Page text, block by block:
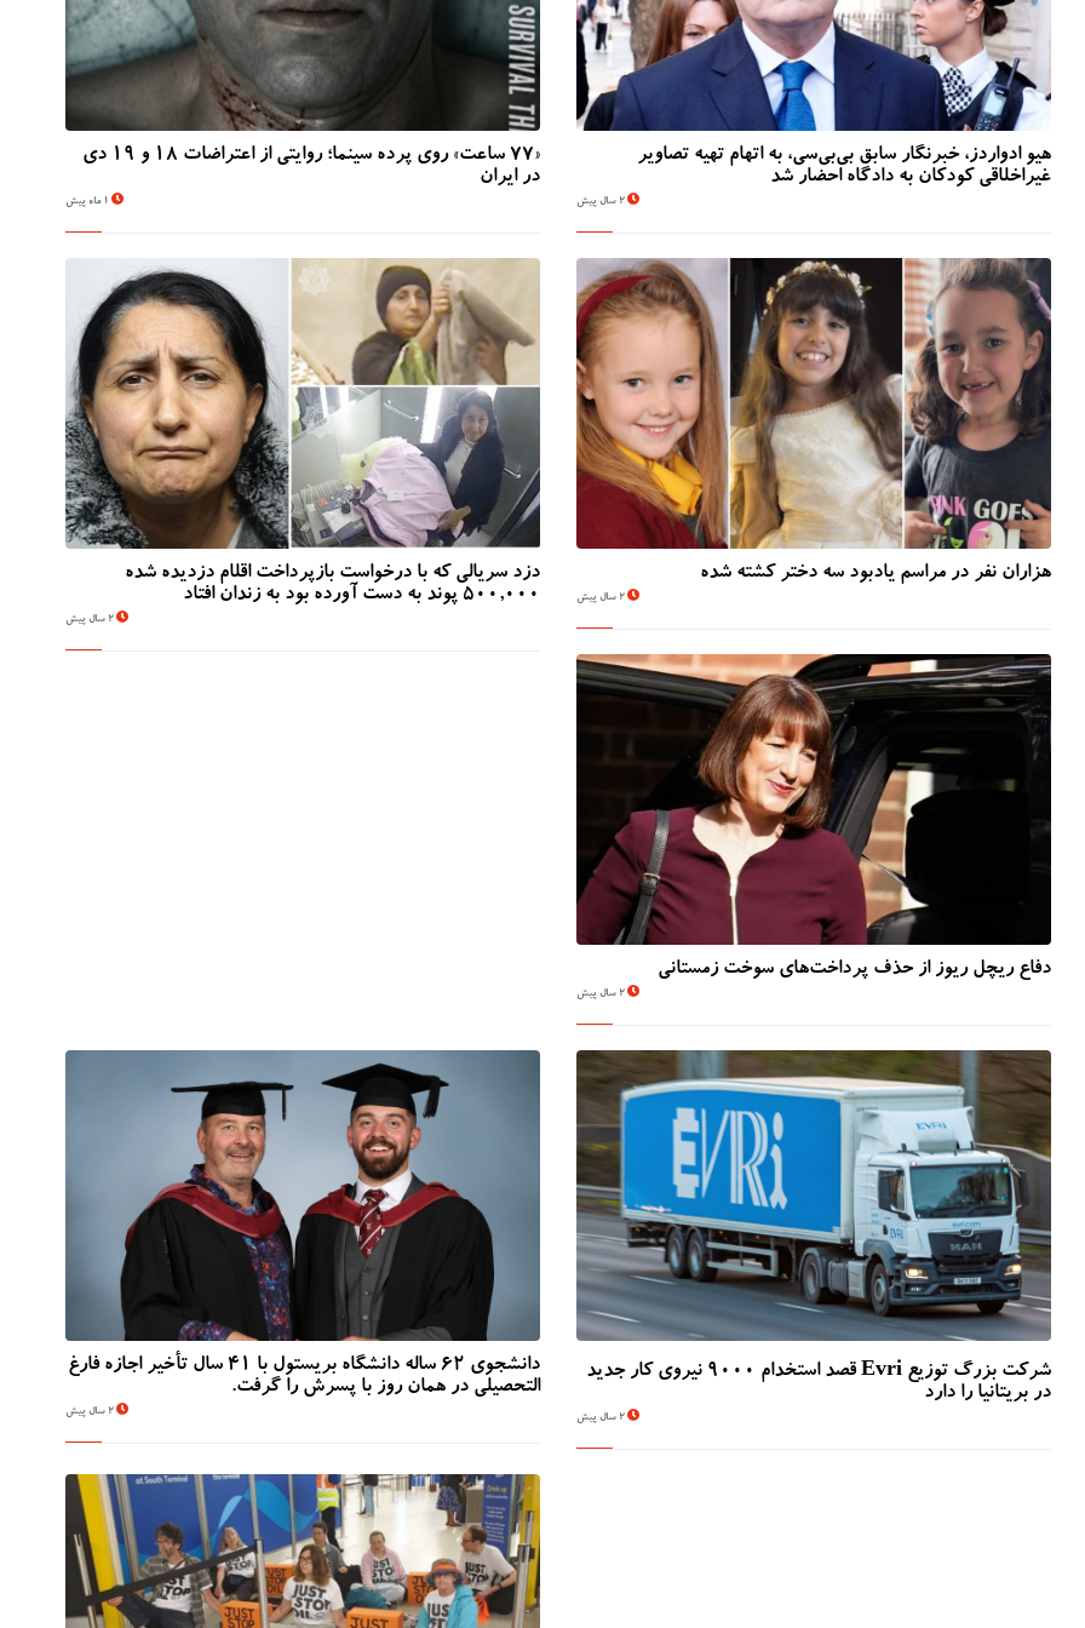
«۷۷ ساعت» روی پرده سینما؛ روایتی از اعتراضات ۱۸ و ۱۹ دی
در ایران
هیو ادواردز، خبرنگار سابق بی‌بی‌سی، به اتهام تهیه تصاویر
غیراخلاقی کودکان به دادگاه احضار شد
2 سال پیش
دزد سریالی که با درخواست بازپرداخت اقلام دزدیده شده
500,000 پوند به دست آورده بود به زندان افتاد
2 سال پیش
هزاران نفر در مراسم یادبود سه دختر کشته شده
2 سال پیش
دفاع ریچل ریوز از حذف پرداخت‌های سوخت زمستانی
2 سال پیش
دانشجوی 62 ساله دانشگاه بریستول با 41 سال تأخیر اجازه فارغ
التحصیلی در همان روز با پسرش را گرفت.
2 سال پیش
شرکت بزرگ توزیع Evri قصد استخدام ۹۰۰۰ نیروی کار جدید
در بریتانیا را دارد
2 سال پیش